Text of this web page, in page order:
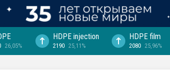
26,05%
HDPE injection
2190 25,11%
HDPE film
2080 25,96%